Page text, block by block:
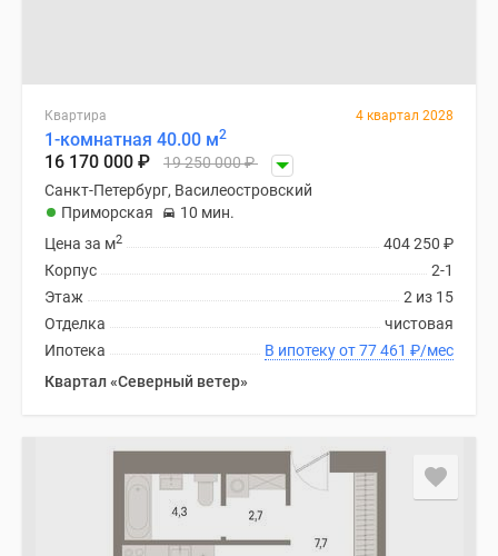
Квартира 4 квартал 2028
1-комнатная 40.00 м2
16 170 000 ₽ 19 250 000₽
Санкт-Петербург, Василеостровский
Приморская
10 мин.
404 250 ₽
Цена за м2
2-1
Корпус
2 из 15
Этаж
чистовая
Отделка
В ипотеку от 77 461 ₽/мес
Ипотека
Квартал «Северный ветер»